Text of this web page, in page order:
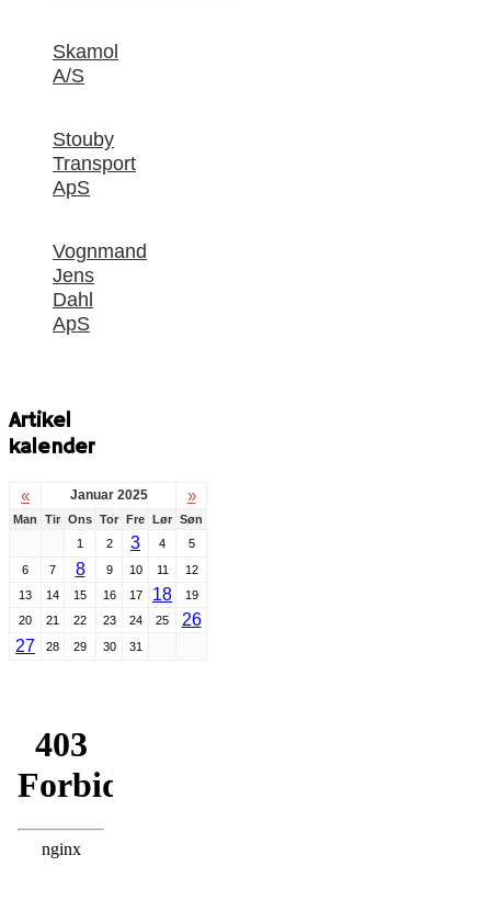
Skamol
A/S
Stouby
Transport
ApS
Vognmand
Jens
Dahl
ApS
Artikel
kalender
« Januar 2025 »
Man Tir Ons Tor Fre Lør Søn
1
2 3 4
5
6
7 8 9 10 11
12
13
14 15 16 17 18
19
20
21 22 23 24 25
26
27
28 29 30 31